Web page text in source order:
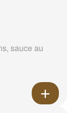
sauce au